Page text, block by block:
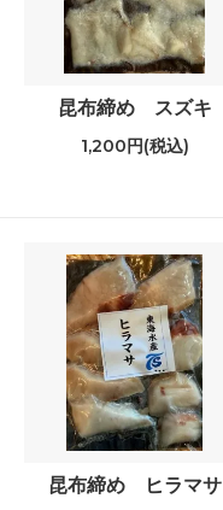
昆布締め スズキ
1,200円(税込)
昆布締め ヒラマサ